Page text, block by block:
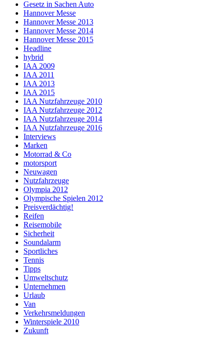
Gesetz in Sachen Auto
Hannover Messe
Hannover Messe 2013
Hannover Messe 2014
Hannover Messe 2015
Headline
hybrid
IAA 2009
IAA 2011
IAA 2013
IAA 2015
IAA Nutzfahrzeuge 2010
IAA Nutzfahrzeuge 2012
IAA Nutzfahrzeuge 2014
IAA Nutzfahrzeuge 2016
Interviews
Marken
Motorrad & Co
motorsport
Neuwagen
Nutzfahrzeuge
Olympia 2012
Olympische Spielen 2012
Preisverdächtig!
Reifen
Reisemobile
Sicherheit
Soundalarm
Sportliches
Tennis
Tipps
Umweltschutz
Unternehmen
Urlaub
Van
Verkehrsmeldungen
Winterspiele 2010
Zukunft